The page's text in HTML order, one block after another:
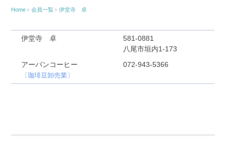
Home › 会員一覧 › 伊堂寺 卓
伊堂寺 卓
581-0881
八尾市垣内1-173
アーバンコーヒー
〔珈琲豆卸売業〕
072-943-5366